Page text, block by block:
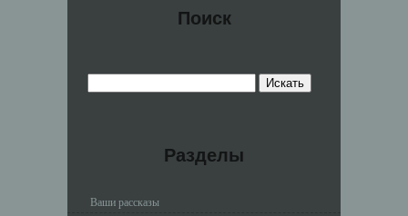
Поиск
Разделы
Ваши рассказы